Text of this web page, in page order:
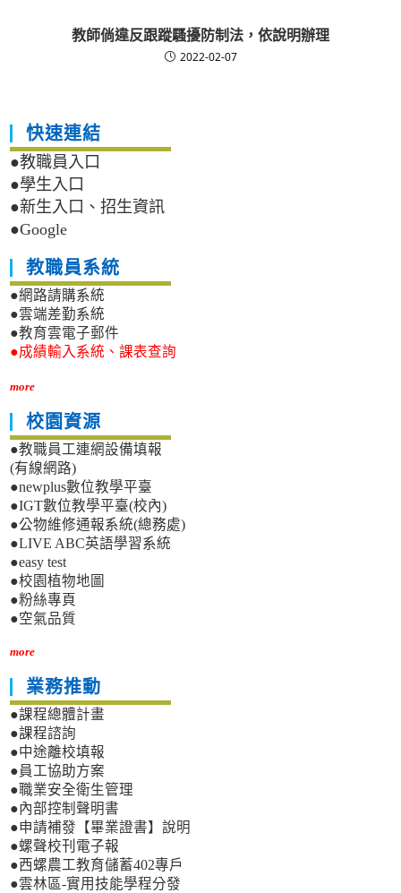
教師倘違反跟蹤騷擾防制法，依說明辦理
2022-02-07
快速連結
●教職員入口
●學生入口
●新生入口、招生資訊
●Google
教職員系統
●網路請購系統
●雲端差勤系統
●教育雲電子郵件
●成績輸入系統、課表查詢
more
校園資源
●教職員工連網設備填報
(有線網路)
●newplus數位教學平臺
●IGT數位教學平臺(校內)
●公物維修通報系統(總務處)
●LIVE ABC英語學習系統
●easy test
●校園植物地圖
●粉絲專頁
●空氣品質
more
業務推動
●課程總體計畫
●課程諮詢
●中途離校填報
●員工協助方案
●職業安全衛生管理
●內部控制聲明書
●申請補發【畢業證書】說明
●螺聲校刊電子報
●西螺農工教育儲蓄402專戶
●雲林區-實用技能學程分發